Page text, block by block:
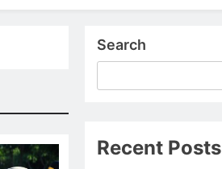
Search
Recent Posts